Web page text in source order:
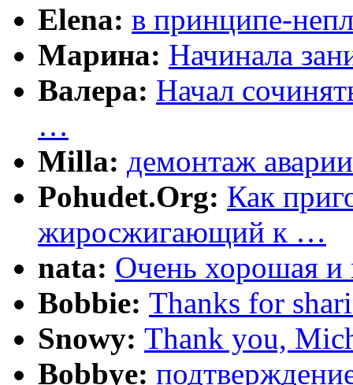
Elena: в принципе-
Марина: Начинала
Валера: Начал
…
Milla: демонтаж
Pohudet.Org: Как
жиросжигающий к …
nata: Очень хорошая и
Bobbie: Thanks for
Snowy: Thank you,
Bobbye: